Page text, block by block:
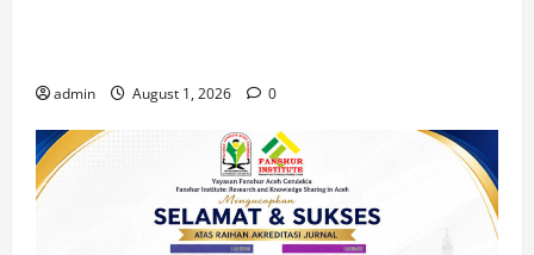
admin August 1, 2026 0